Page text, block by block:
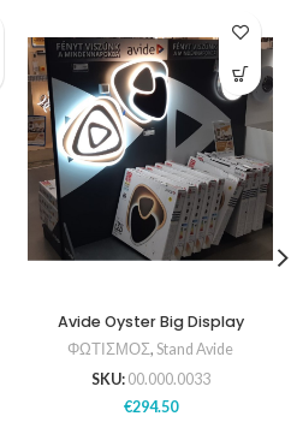
Avide Oyster Big Display
ΦΩΤΙΣΜΟΣ, Stand Avide
SKU: 00.000.0033
€294.50